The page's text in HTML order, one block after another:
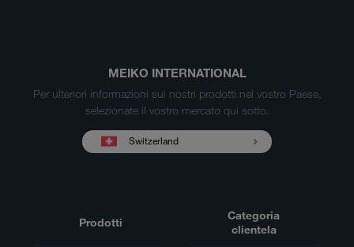
MEIKO INTERNATIONAL
Per ulteriori informazioni sui nostri prodotti nel vostro Paese,
selezionate il vostro mercato qui sotto.
Switzerland
Prodotti
Categoria
clientela